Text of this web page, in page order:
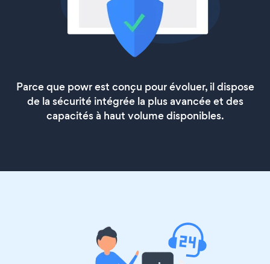
Parce que powr est conçu pour évoluer, il dispose
de la sécurité intégrée la plus avancée et des
capacités à haut volume disponibles.